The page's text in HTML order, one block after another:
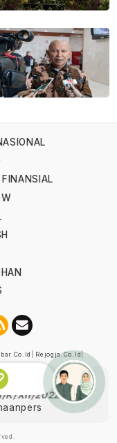
Rejogja.co.id
Pers
K/XII/2022
Ask me!